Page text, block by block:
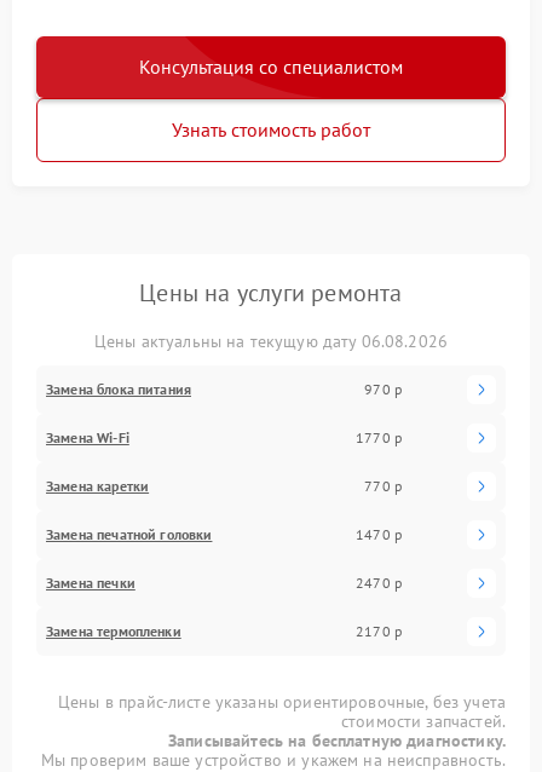
Консультация со специалистом
Узнать стоимость работ
Цены на услуги ремонта
Цены актуальны на текущую дату 06.08.2026
Замена блока питания 970 р
Замена Wi-Fi 1770 р
Замена каретки 770 р
Замена печатной головки 1470 р
Замена печки 2470 р
Замена термопленки 2170 р
Цены в прайс-листе указаны ориентировочные, без учета
стоимости запчастей.
Записывайтесь на бесплатную диагностику.
Мы проверим ваше устройство и укажем на неисправность.